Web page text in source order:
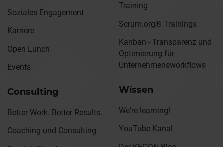
Soziales Engagement
Karriere
Open Lunch
Events
Consulting
Better Work. Better Results.
Coaching und Consulting
Training
Scrum.org® Trainings
Kanban - Transparenz und
Optimierung für
Unternehmensworkflows
Wissen
We're learning!
YouTube Kanal